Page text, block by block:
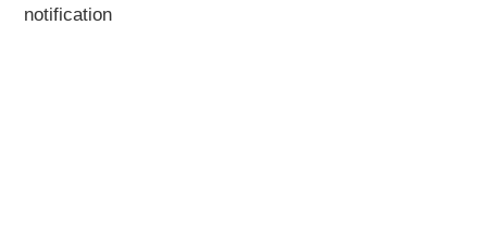
notification